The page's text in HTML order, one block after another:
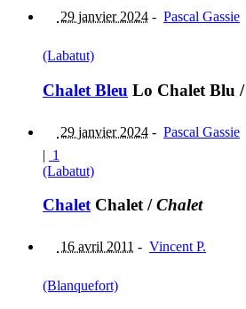
29 janvier 2024 - Pascal Gassie
(Labatut)
Chalet Bleu Lo Chalet Blu /
29 janvier 2024 - Pascal Gassie
| 1
(Labatut)
ChaletChalet/Chalet
16 avril 2011 - Vincent P.
(Blanquefort)